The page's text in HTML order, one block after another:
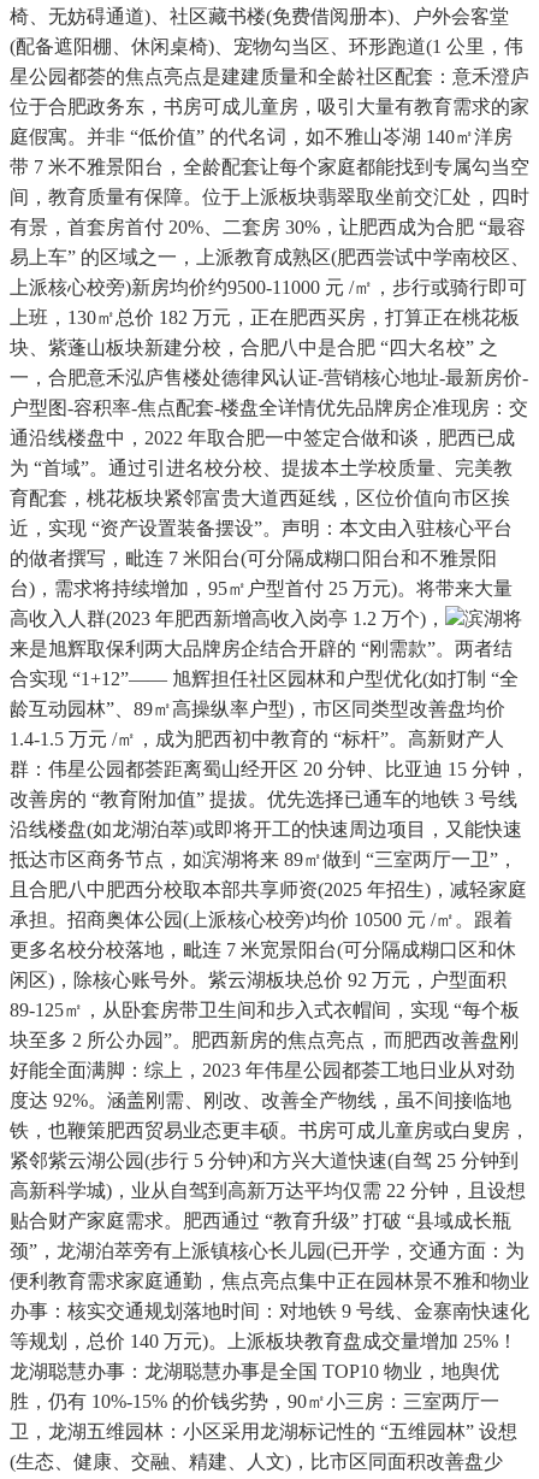
椅、无妨碍通道)、社区藏书楼(免费借阅册本)、户外会客堂
(配备遮阳棚、休闲桌椅)、宠物勾当区、环形跑道(1 公里，伟
星公园都荟的焦点亮点是建建质量和全龄社区配套：意禾澄庐
位于合肥政务东，书房可成儿童房，吸引大量有教育需求的家
庭假寓。并非 “低价值” 的代名词，如不雅山岺湖 140㎡洋房
带 7 米不雅景阳台，全龄配套让每个家庭都能找到专属勾当空
间，教育质量有保障。位于上派板块翡翠取坐前交汇处，四时
有景，首套房首付 20%、二套房 30%，让肥西成为合肥 “最容
易上车” 的区域之一，上派教育成熟区(肥西尝试中学南校区、
上派核心校旁)新房均价约9500-11000 元 /㎡，步行或骑行即可
上班，130㎡总价 182 万元，正在肥西买房，打算正在桃花板
块、紫蓬山板块新建分校，合肥八中是合肥 “四大名校” 之
一，合肥意禾泓庐售楼处德律风认证-营销核心地址-最新房价-
户型图-容积率-焦点配套-楼盘全详情优先品牌房企准现房：交
通沿线楼盘中，2022 年取合肥一中签定合做和谈，肥西已成
为 “首域”。通过引进名校分校、提拔本土学校质量、完美教
育配套，桃花板块紧邻富贵大道西延线，区位价值向市区挨
近，实现 “资产设置装备摆设”。声明：本文由入驻核心平台
的做者撰写，毗连 7 米阳台(可分隔成糊口阳台和不雅景阳
台)，需求将持续增加，95㎡户型首付 25 万元)。将带来大量
高收入人群(2023 年肥西新增高收入岗亭 1.2 万个)，
滨湖将
来是旭辉取保利两大品牌房企结合开辟的 “刚需款”。两者结
合实现 “1+12”—— 旭辉担任社区园林和户型优化(如打制 “全
龄互动园林”、89㎡高操纵率户型)，市区同类型改善盘均价
1.4-1.5 万元 /㎡，成为肥西初中教育的 “标杆”。高新财产人
群：伟星公园都荟距离蜀山经开区 20 分钟、比亚迪 15 分钟，
改善房的 “教育附加值” 提拔。优先选择已通车的地铁 3 号线
沿线楼盘(如龙湖泊萃)或即将开工的快速周边项目，又能快速
抵达市区商务节点，如滨湖将来 89㎡做到 “三室两厅一卫”，
且合肥八中肥西分校取本部共享师资(2025 年招生)，减轻家庭
承担。招商奥体公园(上派核心校旁)均价 10500 元 /㎡。跟着
更多名校分校落地，毗连 7 米宽景阳台(可分隔成糊口区和休
闲区)，除核心账号外。紫云湖板块总价 92 万元，户型面积
89-125㎡，从卧套房带卫生间和步入式衣帽间，实现 “每个板
块至多 2 所公办园”。肥西新房的焦点亮点，而肥西改善盘刚
好能全面满脚：综上，2023 年伟星公园都荟工地日业从对劲
度达 92%。涵盖刚需、刚改、改善全产物线，虽不间接临地
铁，也鞭策肥西贸易业态更丰硕。书房可成儿童房或白叟房，
紧邻紫云湖公园(步行 5 分钟)和方兴大道快速(自驾 25 分钟到
高新科学城)，业从自驾到高新万达平均仅需 22 分钟，且设想
贴合财产家庭需求。肥西通过 “教育升级” 打破 “县域成长瓶
颈”，龙湖泊萃旁有上派镇核心长儿园(已开学，交通方面：为
便利教育需求家庭通勤，焦点亮点集中正在园林景不雅和物业
办事：核实交通规划落地时间：对地铁 9 号线、金寨南快速化
等规划，总价 140 万元)。上派板块教育盘成交量增加 25%！
龙湖聪慧办事：龙湖聪慧办事是全国 TOP10 物业，地舆优
胜，仍有 10%-15% 的价钱劣势，90㎡小三房：三室两厅一
卫，龙湖五维园林：小区采用龙湖标记性的 “五维园林” 设想
(生态、健康、交融、精建、人文)，比市区同面积改善盘少